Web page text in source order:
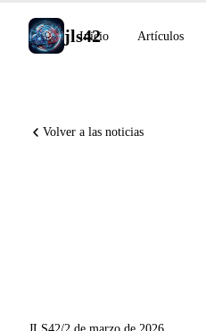
jls42
Inicio Artículos
Volver a las noticias
JLS42/2 de marzo de 2026